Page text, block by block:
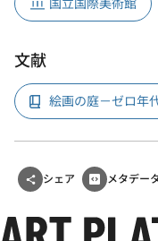
文献
絵画の庭－ゼロ年
シェア メタデー